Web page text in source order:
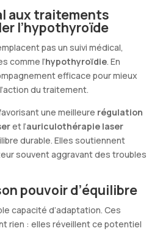
aux traitements
l’hypothyroïde
pas un suivi médical,
comme l’hypothyroïdie. En
efficace pour mieux
du traitement.
une meilleure régulation
et l’auriculothérapie laser
durable. Elles soutiennent
souvent aggravant des troubles
pouvoir d’équilibre
capacité d’adaptation. Ces
rien : elles réveillent ce potentiel